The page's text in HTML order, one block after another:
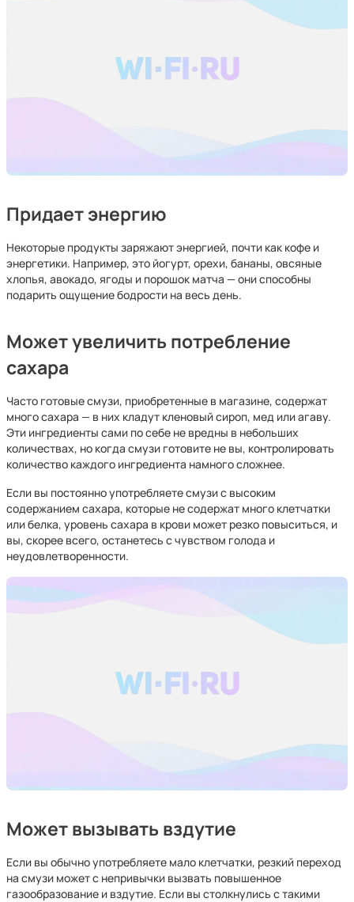
Придает энергию
Некоторые продукты заряжают энергией, почти как кофе и
энергетики. Например, это йогурт, орехи, бананы, овсяные
хлопья, авокадо, ягоды и порошок матча — они способны
подарить ощущение бодрости на весь день.
Может увеличить потребление
сахара
Часто готовые смузи, приобретенные в магазине, содержат
много сахара — в них кладут кленовый сироп, мед или агаву.
Эти ингредиенты сами по себе не вредны в небольших
количествах, но когда смузи готовите не вы, контролировать
количество каждого ингредиента намного сложнее.
Если вы постоянно употребляете смузи с высоким
содержанием сахара, которые не содержат много клетчатки
или белка, уровень сахара в крови может резко повыситься, и
вы, скорее всего, останетесь с чувством голода и
неудовлетворенности.
Может вызывать вздутие
Если вы обычно употребляете мало клетчатки, резкий переход
на смузи может с непривычки вызвать повышенное
газообразование и вздутие. Если вы столкнулись с такими